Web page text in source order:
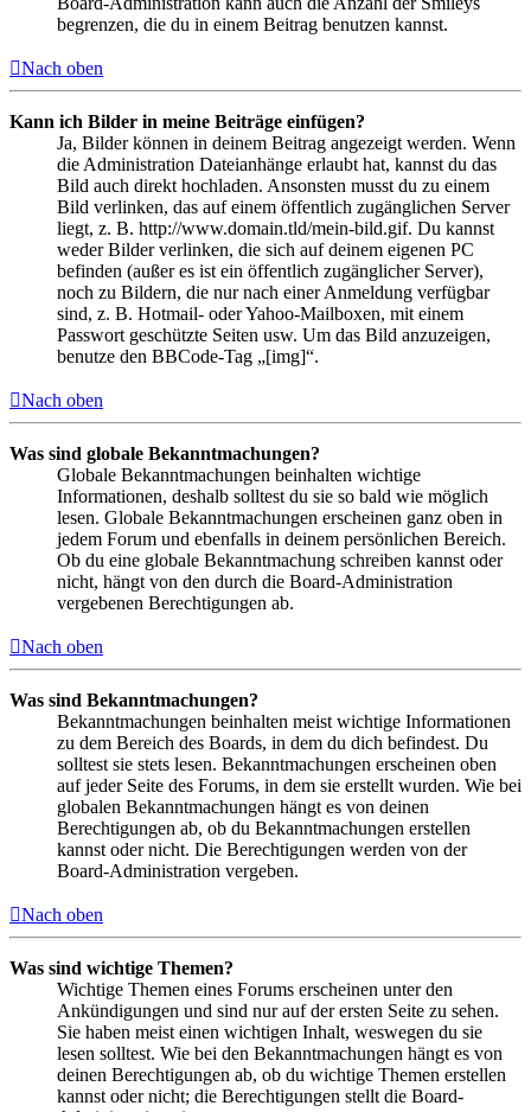
begrenzen, die du in einem Beitrag benutzen kannst.
Nach oben
Kann ich Bilder in meine Beiträge einfügen?
Ja, Bilder können in deinem Beitrag angezeigt werden. Wenn
die Administration Dateianhänge erlaubt hat, kannst du das
Bild auch direkt hochladen. Ansonsten musst du zu einem
Bild verlinken, das auf einem öffentlich zugänglichen Server
liegt, z. B. http://www.domain.tld/mein-bild.gif. Du kannst
weder Bilder verlinken, die sich auf deinem eigenen PC
befinden (außer es ist ein öffentlich zugänglicher Server),
noch zu Bildern, die nur nach einer Anmeldung verfügbar
sind, z. B. Hotmail- oder Yahoo-Mailboxen, mit einem
Passwort geschützte Seiten usw. Um das Bild anzuzeigen,
benutze den BBCode-Tag „[img]“.
Nach oben
Was sind globale Bekanntmachungen?
Globale Bekanntmachungen beinhalten wichtige
Informationen, deshalb solltest du sie so bald wie möglich
lesen. Globale Bekanntmachungen erscheinen ganz oben in
jedem Forum und ebenfalls in deinem persönlichen Bereich.
Ob du eine globale Bekanntmachung schreiben kannst oder
nicht, hängt von den durch die Board-Administration
vergebenen Berechtigungen ab.
Nach oben
Was sind Bekanntmachungen?
Bekanntmachungen beinhalten meist wichtige Informationen
zu dem Bereich des Boards, in dem du dich befindest. Du
solltest sie stets lesen. Bekanntmachungen erscheinen oben
auf jeder Seite des Forums, in dem sie erstellt wurden. Wie bei
globalen Bekanntmachungen hängt es von deinen
Berechtigungen ab, ob du Bekanntmachungen erstellen
kannst oder nicht. Die Berechtigungen werden von der
Board-Administration vergeben.
Nach oben
Was sind wichtige Themen?
Wichtige Themen eines Forums erscheinen unter den
Ankündigungen und sind nur auf der ersten Seite zu sehen.
Sie haben meist einen wichtigen Inhalt, weswegen du sie
lesen solltest. Wie bei den Bekanntmachungen hängt es von
deinen Berechtigungen ab, ob du wichtige Themen erstellen
kannst oder nicht; die Berechtigungen stellt die Board-